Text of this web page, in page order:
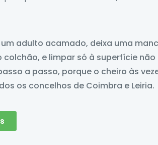
adulto acamado, deixa uma
e limpar só à superfície não
a passo, porque o cheiro às
os concelhos de Coimbra e Leiria.